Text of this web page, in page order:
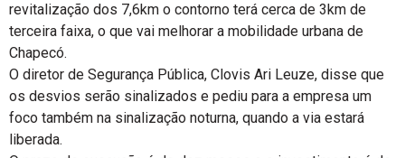
revitalização dos 7,6km o contorno terá cerca de 3km de
terceira faixa, o que vai melhorar a mobilidade urbana de
Chapecó.
O diretor de Segurança Pública, Clovis Ari Leuze, disse que
os desvios serão sinalizados e pediu para a empresa um
foco também na sinalização noturna, quando a via estará
liberada.